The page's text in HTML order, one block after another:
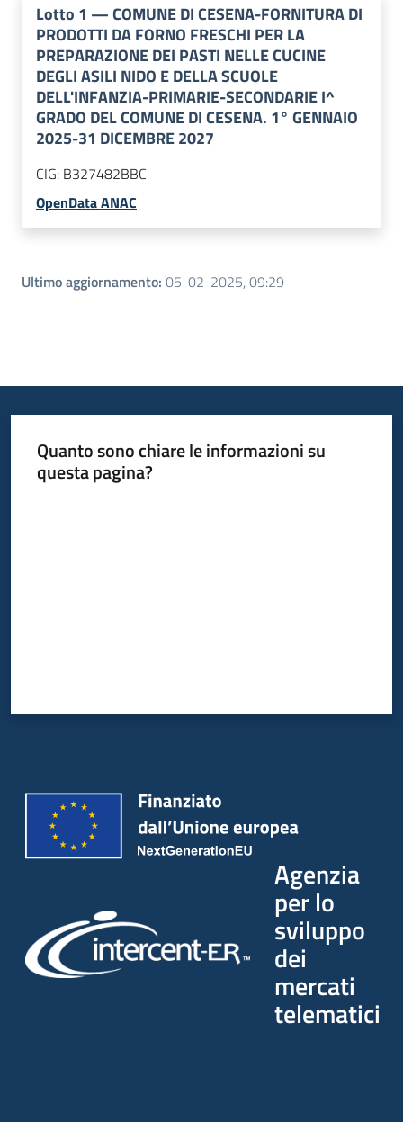
Lotto 1 —COMUNE DI CESENA-FORNITURA DI
PRODOTTI DA FORNO FRESCHI PER LA
PREPARAZIONE DEI PASTI NELLE CUCINE
DEGLI ASILI NIDO E DELLA SCUOLE
DELL'INFANZIA-PRIMARIE-SECONDARIE I^
GRADO DEL COMUNE DI CESENA. 1° GENNAIO
2025-31 DICEMBRE 2027
CIG: B327482BBC
OpenData ANAC
Ultimo aggiornamento: 05-02-2025, 09:29
Quanto sono chiare le informazioni su
questa pagina?
Agenzia
per lo
sviluppo
dei
mercati
telematici